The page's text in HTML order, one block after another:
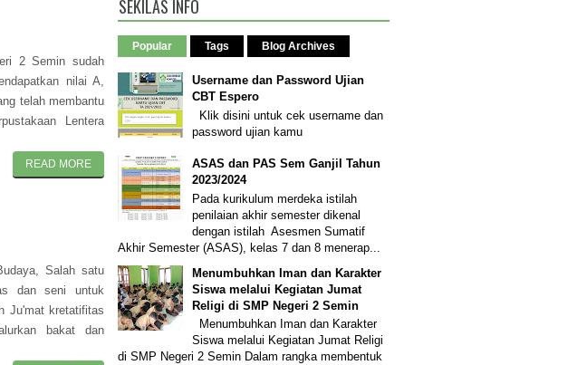
2 Semin sudah
nilai A,
telah membantu
Lentera
READ MORE
Salah satu
dan seni untuk
Ju'mat kretatifitas
bakat dan
SEKILAS INFO
Popular Tags Blog Archives
Username dan Password Ujian
CBT Espero
Klik disini untuk cek username dan
password ujian kamu
ASAS dan PAS Sem Ganjil Tahun
2023/2024
Pada kurikulum merdeka istilah
penilaian akhir semester dikenal
dengan istilah Asesmen Sumatif
Akhir Semester (ASAS), kelas 7 dan 8 menerap...
Menumbuhkan Iman dan Karakter
Siswa melalui Kegiatan Jumat
Religi di SMP Negeri 2 Semin
Menumbuhkan Iman dan Karakter
Siswa melalui Kegiatan Jumat Religi
di SMP Negeri 2 Semin Dalam rangka membentuk